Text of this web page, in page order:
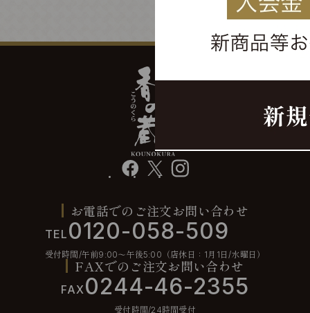
facebook instagram
お電話でのご注文お問い合わせ
TEL 0120-058-509
受付時間/午前9:00〜午後5:00（店休日：1月1日/水曜日）
FAXでのご注文お問い合わせ
FAX0244-46-2355
受付時間/24時間受付